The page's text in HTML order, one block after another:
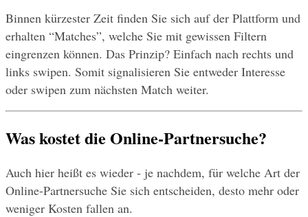
Binnen kürzester Zeit finden Sie sich auf der Plattform und
erhalten “Matches”, welche Sie mit gewissen Filtern
eingrenzen können. Das Prinzip? Einfach nach rechts und
links swipen. Somit signalisieren Sie entweder Interesse
oder swipen zum nächsten Match weiter.
Was kostet die Online-Partnersuche?
Auch hier heißt es wieder - je nachdem, für welche Art der
Online-Partnersuche Sie sich entscheiden, desto mehr oder
weniger Kosten fallen an.